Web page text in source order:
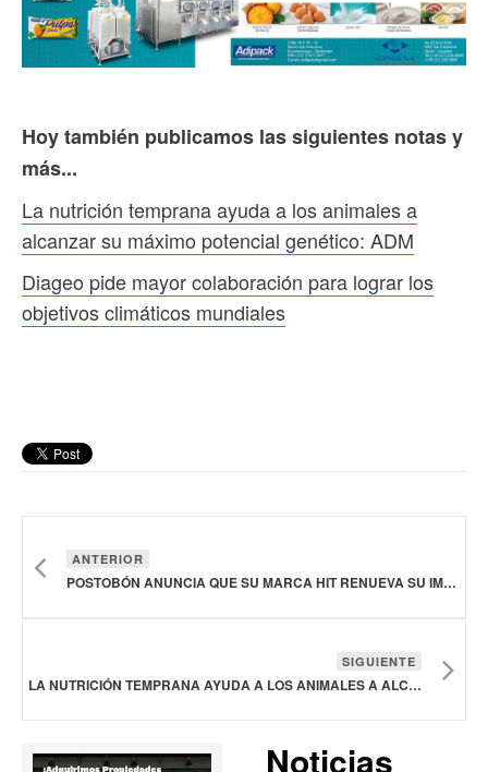
Hoy también publicamos las siguientes notas y
más...
La nutrición temprana ayuda a los animales a
alcanzar su máximo potencial genético: ADM
Diageo pide mayor colaboración para lograr los
objetivos climáticos mundiales
ANTERIOR
POSTOBÓN ANUNCIA QUE SU MARCA HIT RENUEVA SU IMAGEN
SIGUIENTE
LA NUTRICIÓN TEMPRANA AYUDA A LOS ANIMALES A ALCANZAR SU MÁXIMO POTENCIAL GENÉTICO: ADM
Noticias